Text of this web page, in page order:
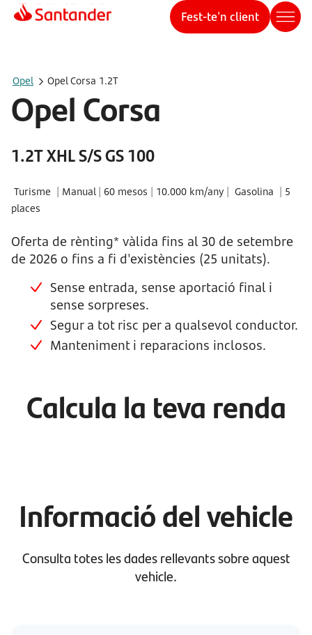
Fest-te'n client
Opel Opel Corsa 1.2T
Opel Corsa
1.2T XHL S/S GS 100
Turisme | Manual | 60 mesos | 10.000 km/any | Gasolina | 5
places
Oferta de rènting* vàlida fins al 30 de setembre
de 2026 o fins a fi d'existències (25 unitats).
Sense entrada, sense aportació final i
sense sorpreses.
Segur a tot risc per a qualsevol conductor.
Manteniment i reparacions inclosos.
Calcula la teva renda
Informació del vehicle
Consulta totes les dades rellevants sobre aquest
vehicle.